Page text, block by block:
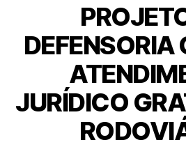
DEFENSORIA
JURÍDICO